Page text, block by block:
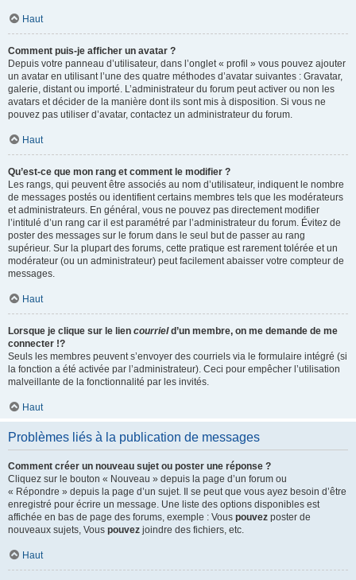
Haut
Comment puis-je afficher un avatar ?
Depuis votre panneau d’utilisateur, dans l’onglet « profil » vous pouvez ajouter
un avatar en utilisant l’une des quatre méthodes d’avatar suivantes : Gravatar,
galerie, distant ou importé. L’administrateur du forum peut activer ou non les
avatars et décider de la manière dont ils sont mis à disposition. Si vous ne
pouvez pas utiliser d’avatar, contactez un administrateur du forum.
Haut
Qu’est-ce que mon rang et comment le modifier ?
Les rangs, qui peuvent être associés au nom d’utilisateur, indiquent le nombre
de messages postés ou identifient certains membres tels que les modérateurs
et administrateurs. En général, vous ne pouvez pas directement modifier
l’intitulé d’un rang car il est paramétré par l’administrateur du forum. Évitez de
poster des messages sur le forum dans le seul but de passer au rang
supérieur. Sur la plupart des forums, cette pratique est rarement tolérée et un
modérateur (ou un administrateur) peut facilement abaisser votre compteur de
messages.
Haut
Lorsque je clique sur le lien courrield’un membre, on me demande de me
connecter !?
Seuls les membres peuvent s’envoyer des courriels via le formulaire intégré (si
la fonction a été activée par l’administrateur). Ceci pour empêcher l’utilisation
malveillante de la fonctionnalité par les invités.
Haut
Problèmes liés à la publication de messages
Comment créer un nouveau sujet ou poster une réponse ?
Cliquez sur le bouton « Nouveau » depuis la page d’un forum ou
« Répondre » depuis la page d’un sujet. Il se peut que vous ayez besoin d’être
enregistré pour écrire un message. Une liste des options disponibles est
affichée en bas de page des forums, exemple : Vous pouvez poster de
nouveaux sujets, Vous pouvez joindre des fichiers, etc.
Haut